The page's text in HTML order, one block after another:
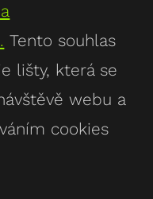
Tento souhlas
lišty, která se
webu a
cookies